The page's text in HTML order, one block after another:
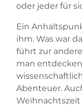
oder jeder für
Ein
ihm. Was war
führt zur
man
Abenteuer.
Weihnachtszeit